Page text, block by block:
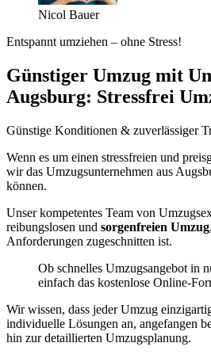
Nicol Bauer
Entspannt umziehen – ohne Stress!
Günstiger Umzug mit
Augsburg: Stressfrei
Günstige Konditionen & zuverlässiger
Wenn es um einen stressfreien und
wir das Umzugsunternehmen aus
können.
Unser kompetentes Team von
reibungslosen und sorgenfreien Umzug
Anforderungen zugeschnitten ist.
Ob schnelles Umzugsangebot in
einfach das kostenlose Online-
Wir wissen, dass jeder Umzug
individuelle Lösungen an, angefangen
hin zur detaillierten Umzugsplanung.